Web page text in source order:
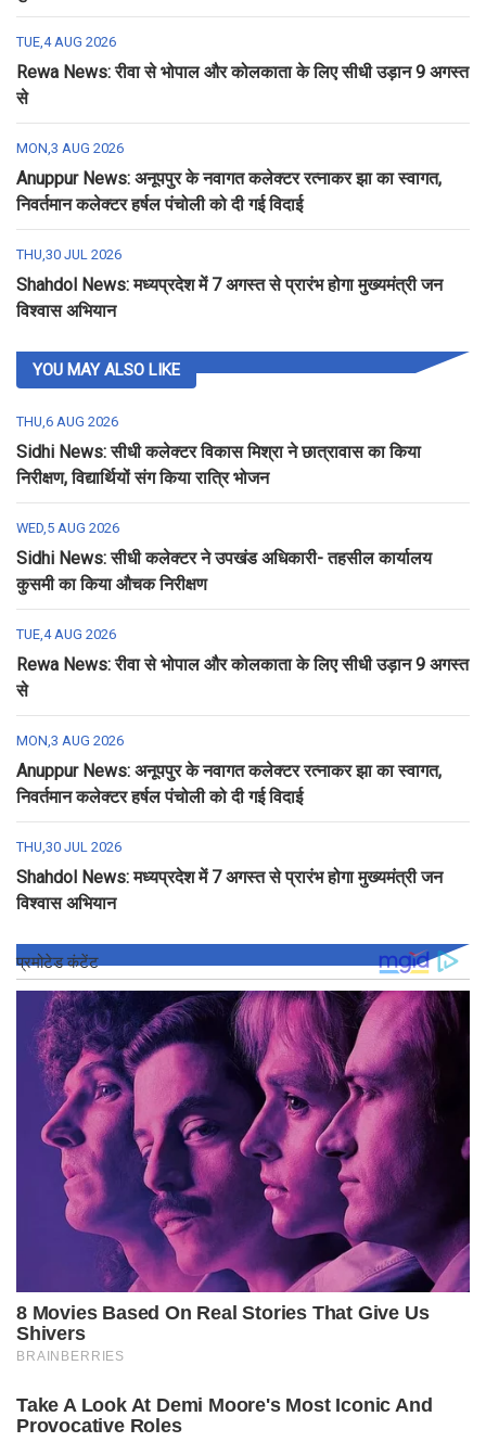
TUE,4 AUG 2026
Rewa News: रीवा से भोपाल और कोलकाता के लिए सीधी उड़ान 9 अगस्त
से
MON,3 AUG 2026
Anuppur News: अनूपपुर के नवागत कलेक्टर रत्नाकर झा का स्वागत,
निवर्तमान कलेक्टर हर्षल पंचोली को दी गई विदाई
THU,30 JUL 2026
Shahdol News: मध्यप्रदेश में 7 अगस्त से प्रारंभ होगा मुख्यमंत्री जन
विश्वास अभियान
YOU MAY ALSO LIKE
THU,6 AUG 2026
Sidhi News: सीधी कलेक्टर विकास मिश्रा ने छात्रावास का किया
निरीक्षण, विद्यार्थियों संग किया रात्रि भोजन
WED,5 AUG 2026
Sidhi News: सीधी कलेक्टर ने उपखंड अधिकारी- तहसील कार्यालय
कुसमी का किया औचक निरीक्षण
TUE,4 AUG 2026
Rewa News: रीवा से भोपाल और कोलकाता के लिए सीधी उड़ान 9 अगस्त
से
MON,3 AUG 2026
Anuppur News: अनूपपुर के नवागत कलेक्टर रत्नाकर झा का स्वागत,
निवर्तमान कलेक्टर हर्षल पंचोली को दी गई विदाई
THU,30 JUL 2026
Shahdol News: मध्यप्रदेश में 7 अगस्त से प्रारंभ होगा मुख्यमंत्री जन
विश्वास अभियान